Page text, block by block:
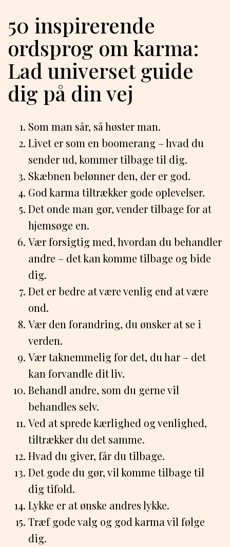
50 inspirerende
ordsprog om karma:
Lad universet guide
dig på din vej
Som man sår, så høster man.
Livet er som en boomerang – hvad du
sender ud, kommer tilbage til dig.
Skæbnen belønner den, der er god.
God karma tiltrækker gode oplevelser.
Det onde man gør, vender tilbage for at
hjemsøge en.
Vær forsigtig med, hvordan du behandler
andre – det kan komme tilbage og bide
dig.
Det er bedre at være venlig end at være
ond.
Vær den forandring, du ønsker at se i
verden.
Vær taknemmelig for det, du har – det
kan forvandle dit liv.
Behandl andre, som du gerne vil
behandles selv.
Ved at sprede kærlighed og venlighed,
tiltrækker du det samme.
Hvad du giver, får du tilbage.
Det gode du gør, vil komme tilbage til
dig tifold.
Lykke er at ønske andres lykke.
Træf gode valg og god karma vil følge
dig.